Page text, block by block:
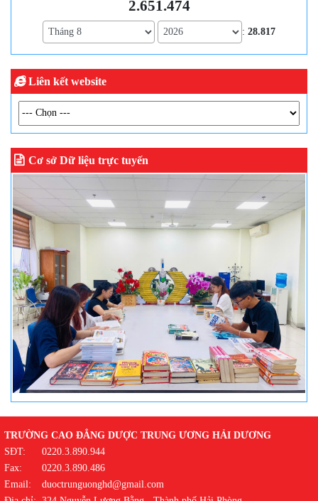
2.651.474
:28.817
Liên kết website
Cơ sở Dữ liệu trực tuyến
TRƯỜNG CAO ĐẲNG DƯỢC TRUNG ƯƠNG HẢI DƯƠNG
SĐT:
0220.3.890.944
Fax:
0220.3.890.486
Email:
duoctrunguonghd@gmail.com